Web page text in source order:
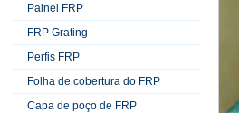
Painel FRP
FRP Grating
Perfis FRP
Folha de cobertura do FRP
Capa de poço de FRP